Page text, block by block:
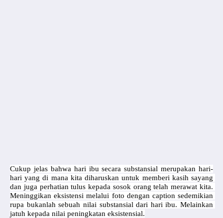
Cukup jelas bahwa hari ibu secara substansial merupakan hari-
hari yang di mana kita diharuskan untuk memberi kasih sayang
dan juga perhatian tulus kepada sosok orang telah merawat kita.
Meninggikan eksistensi melalui foto dengan caption sedemikian
rupa bukanlah sebuah nilai substansial dari hari ibu. Melainkan
jatuh kepada nilai peningkatan eksistensial.